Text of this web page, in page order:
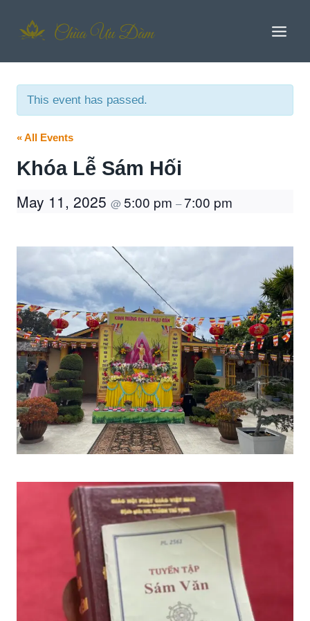
This event has passed.
« All Events
Khóa Lễ Sám Hối
May 11, 2025 @5:00 pm –7:00 pm